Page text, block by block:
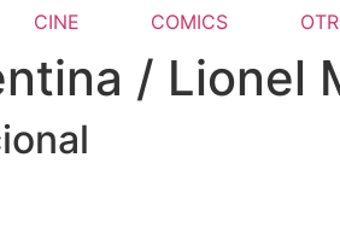
CINE COMICS
/ Lionel